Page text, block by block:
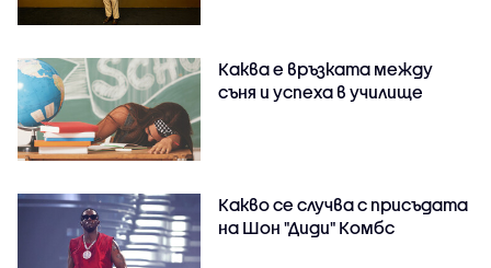
Каква е връзката между
съня и успеха в училище
Какво се случва с присъдата
на Шон "Диди" Комбс